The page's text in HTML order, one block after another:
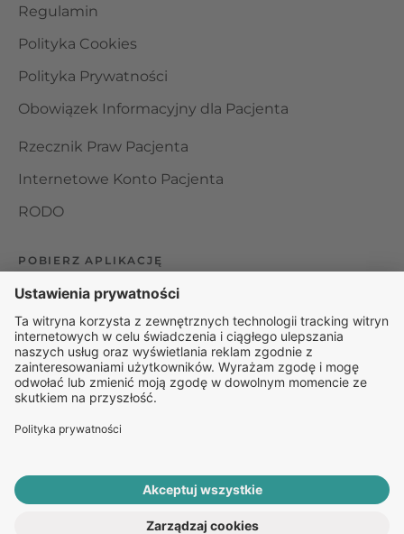
ROZPOCZNIJ E-KONSULTACJĘ
Regulamin
Polityka Cookies
Polityka Prywatności
Obowiązek Informacyjny dla Pacjenta
Rzecznik Praw Pacjenta
Internetowe Konto Pacjenta
RODO
POBIERZ APLIKACJĘ
Organizator udzielania świadczeń telemedycznych jest
podmiotem leczniczym w rozumieniu ustawy z dnia 15
kwietnia 2011 roku o działalności leczniczej, wpisanym do
rejestru podmiotów wykonujących działalność leczniczą pod
numerem: 000000229172.